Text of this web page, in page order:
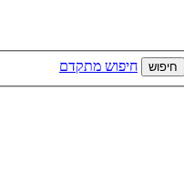
חיפוש חיפוש מתקדם